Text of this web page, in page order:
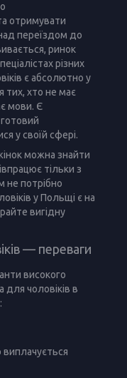
отримувати
переїздом до
ринок
різних
є абсолютно у
тих, хто не має
мови. Є
у своїй сфері.
можна знайти
тільки з
не потрібно
у Польщі є на
вигідну
— переваги
високого
для чоловіків в